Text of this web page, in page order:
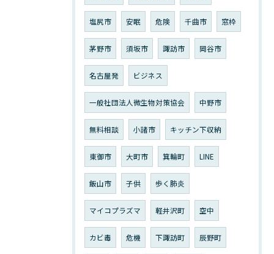
塩尻市 安眠 危険 千曲市 窓枠
茅野市 須坂市 諏訪市 岡谷市
名古屋発 ビジネス
一般社団法人微生物対策協会 中野市
無料相談 小諸市 キッチン下収納
東御市 大町市 箕輪町 LINE
飯山市 子供 歩く肺炎
マイコプラズマ 軽井沢町 空中
カビ毒 危機 下諏訪町 辰野町